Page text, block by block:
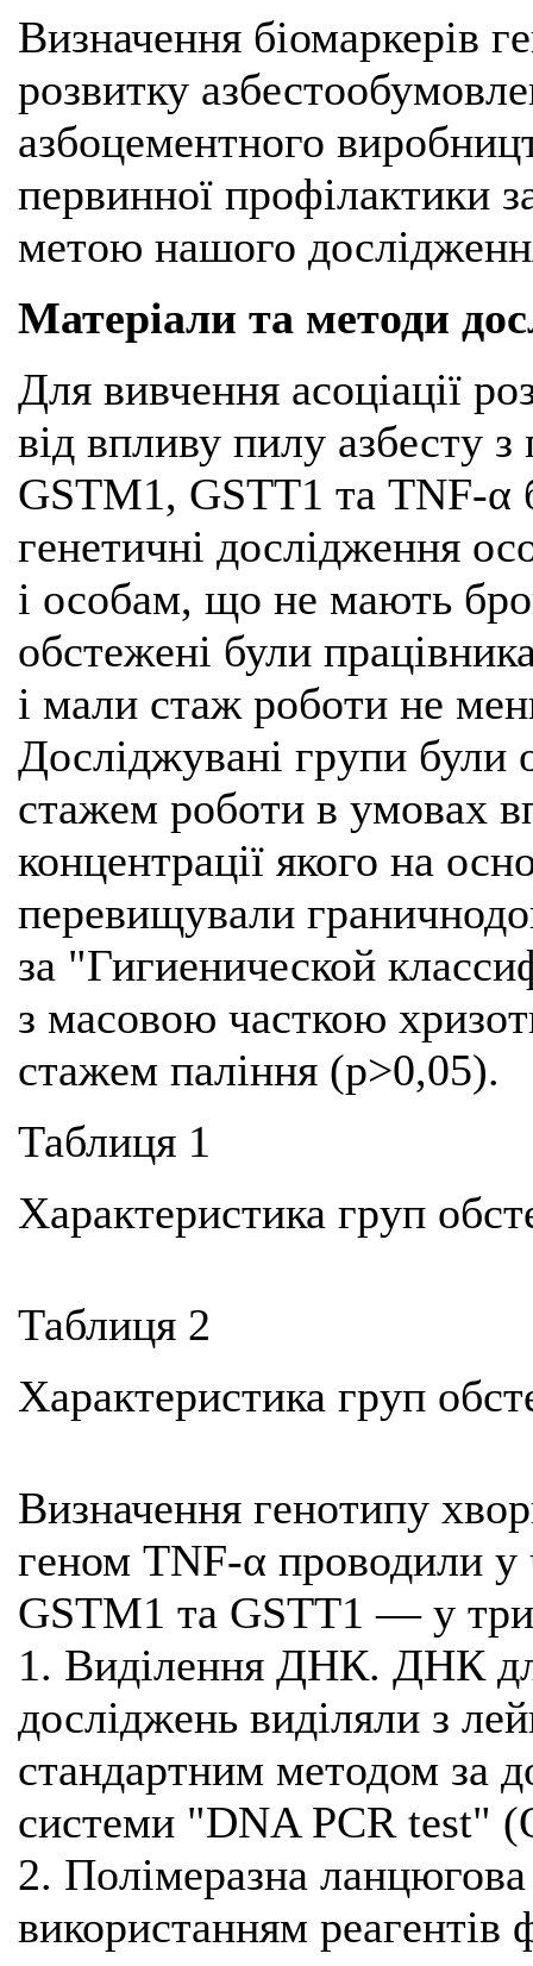
Визначення біомаркерів
розвитку
азбоцементного
первинної профілактики
метою нашого
Матеріали та методи
Для вивчення асоціації
від впливу пилу азбесту
GSTM1, GSTT1 та TNF-α
генетичні дослідження
і особам, що не мають
обстежені були
і мали стаж роботи не
Досліджувані групи були
стажем роботи в умовах
концентрації якого на
перевищували
за "Гигиенической
з масовою часткою
стажем паління (р>0,05).
Таблиця 1
Характеристика груп
Таблиця 2
Характеристика груп
Визначення генотипу
геном TNF-α проводили у
GSTM1 та GSTT1 — у
1. Виділення ДНК. ДНК
досліджень виділяли з
стандартним методом за
системи "DNA PCR test"
2. Полімеразна
використанням